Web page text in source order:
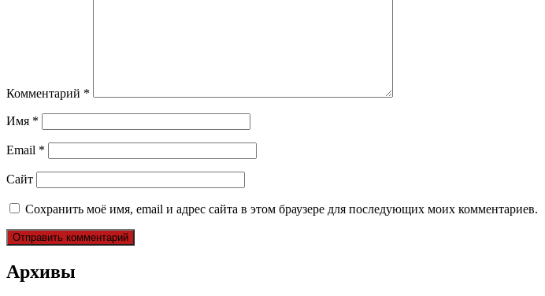
Комментарий *
Имя *
Email *
Сайт
Сохранить моё имя, email и адрес сайта в этом браузере для последующих моих комментариев.
Архивы